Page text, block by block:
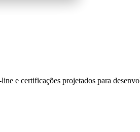
e certificações projetados para